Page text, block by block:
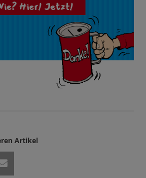
Hier! Jetzt!
Artikel